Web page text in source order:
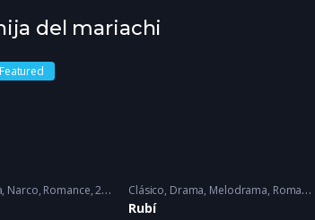
del mariachi
Featured
, Narco, Romance 2022 - 2022 Clásico, Drama, Melodrama, Romance
Rubí